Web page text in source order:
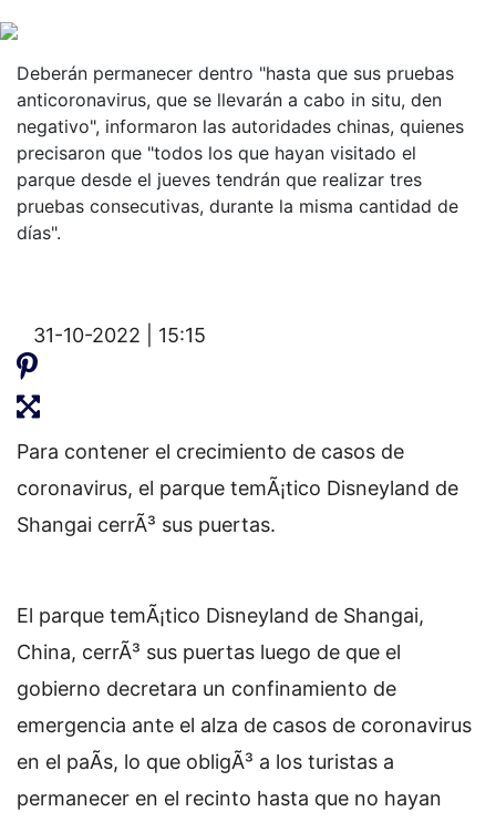
Deberán permanecer dentro "hasta que sus pruebas
anticoronavirus, que se llevarán a cabo in situ, den
negativo", informaron las autoridades chinas, quienes
precisaron que "todos los que hayan visitado el
parque desde el jueves tendrán que realizar tres
pruebas consecutivas, durante la misma cantidad de
días".
31-10-2022 | 15:15
Para contener el crecimiento de casos de
coronavirus, el parque temÃ¡tico Disneyland de
Shangai cerrÃ³ sus puertas.
El parque temÃ¡tico Disneyland de Shangai,
China, cerrÃ³ sus puertas luego de que el
gobierno decretara un confinamiento de
emergencia ante el alza de casos de coronavirus
en el paÃ­s, lo que obligÃ³ a los turistas a
permanecer en el recinto hasta que no hayan